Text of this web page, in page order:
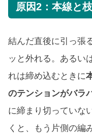
原因2：本線と
結んだ直後に引っ張
ッと外れる。あるい
れは締め込むときに
のテンションがバラ
に締まり切っていな
くと、もう片側の編